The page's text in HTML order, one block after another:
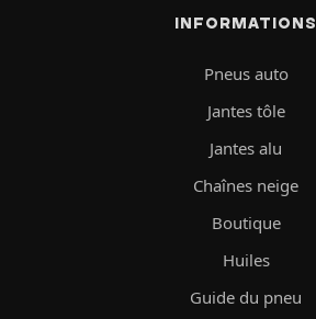
INFORMATIONS
Pneus auto
Jantes tôle
Jantes alu
Chaînes neige
Boutique
Huiles
Guide du pneu